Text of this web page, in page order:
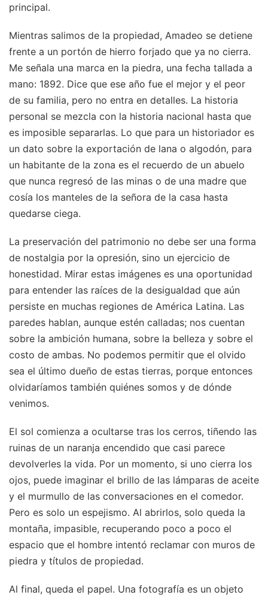
principal.
Mientras salimos de la propiedad, Amadeo se detiene
frente a un portón de hierro forjado que ya no cierra.
Me señala una marca en la piedra, una fecha tallada a
mano: 1892. Dice que ese año fue el mejor y el peor
de su familia, pero no entra en detalles. La historia
personal se mezcla con la historia nacional hasta que
es imposible separarlas. Lo que para un historiador es
un dato sobre la exportación de lana o algodón, para
un habitante de la zona es el recuerdo de un abuelo
que nunca regresó de las minas o de una madre que
cosía los manteles de la señora de la casa hasta
quedarse ciega.
La preservación del patrimonio no debe ser una forma
de nostalgia por la opresión, sino un ejercicio de
honestidad. Mirar estas imágenes es una oportunidad
para entender las raíces de la desigualdad que aún
persiste en muchas regiones de América Latina. Las
paredes hablan, aunque estén calladas; nos cuentan
sobre la ambición humana, sobre la belleza y sobre el
costo de ambas. No podemos permitir que el olvido
sea el último dueño de estas tierras, porque entonces
olvidaríamos también quiénes somos y de dónde
venimos.
El sol comienza a ocultarse tras los cerros, tiñendo las
ruinas de un naranja encendido que casi parece
devolverles la vida. Por un momento, si uno cierra los
ojos, puede imaginar el brillo de las lámparas de aceite
y el murmullo de las conversaciones en el comedor.
Pero es solo un espejismo. Al abrirlos, solo queda la
montaña, impasible, recuperando poco a poco el
espacio que el hombre intentó reclamar con muros de
piedra y títulos de propiedad.
Al final, queda el papel. Una fotografía es un objeto